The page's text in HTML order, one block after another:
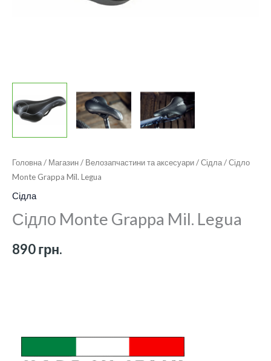
Головна/ Магазин/ Велозапчастини та аксесуари/Сідла/ Сідло
Monte Grappa Mil. Legua
Сідла
Сідло Monte Grappa Mil. Legua
890грн.